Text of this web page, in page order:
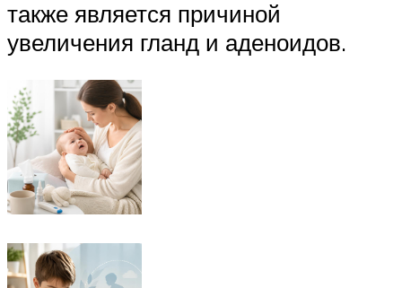
также является причиной
увеличения гланд и аденоидов.